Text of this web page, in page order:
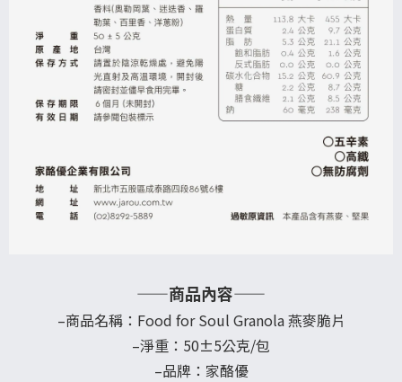
——商品內容——
–商品名稱：Food for Soul Granola 燕麥脆片
–淨重：50±5公克/包
–品牌：家酪優